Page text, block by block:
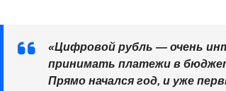
«Цифровой рубль — очень
принимать платежи в
Прямо начался год, и уже